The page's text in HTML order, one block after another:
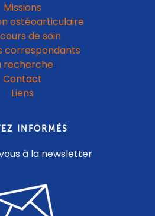
Missions
ostéoarticulaire
de soin
correspondants
recherche
Contact
Liens
INFORMÉS
à la newsletter